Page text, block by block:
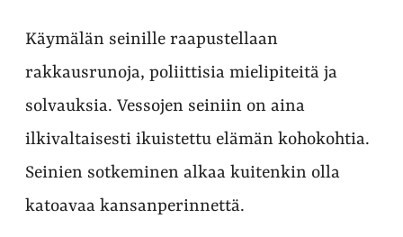
Käymälän seinille raapustellaan
rakkausrunoja, poliittisia mielipiteitä ja
solvauksia. Vessojen seiniin on aina
ilkivaltaisesti ikuistettu elämän kohokohtia.
Seinien sotkeminen alkaa kuitenkin olla
katoavaa kansanperinnettä.